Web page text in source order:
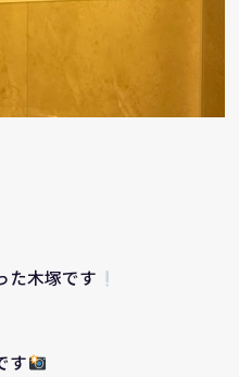
た木塚です
す